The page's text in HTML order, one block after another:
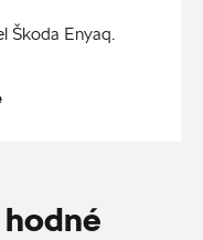
Enyaq.